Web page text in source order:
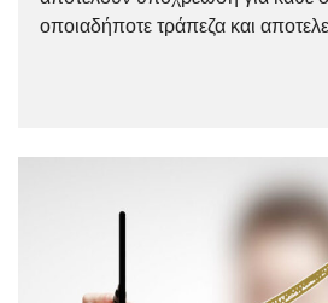
οποιαδήποτε τράπεζα και